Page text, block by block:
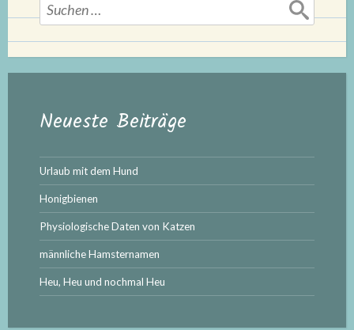
nach:
Neueste Beiträge
Urlaub mit dem Hund
Honigbienen
Physiologische Daten von Katzen
männliche Hamsternamen
Heu, Heu und nochmal Heu